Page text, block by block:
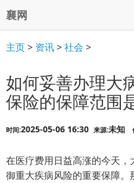
襄网
主页> 资讯>社会 >
如何妥善办理大
保险的保障范围
时间:2025-05-06 16:30 来源:未知
在医疗费用日益高涨的今天
御重大疾病风险的重要保障